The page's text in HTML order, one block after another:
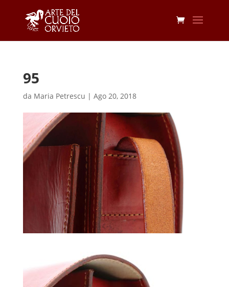
95
da Maria Petrescu | Ago 20, 2018